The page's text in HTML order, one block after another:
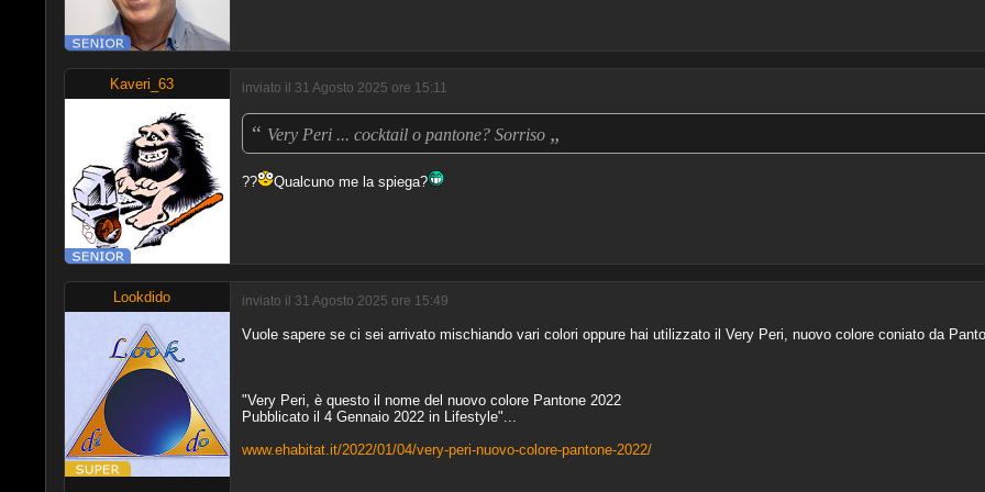
Kaveri_63 inviato il 31 Agosto 2025 ore 15:11
“ Very Peri ... cocktail o pantone? Sorriso „
?? Qualcuno me la spiega?
Lookdido inviato il 31 Agosto 2025 ore 15:49
Vuole sapere se ci sei arrivato mischiando vari colori oppure hai utilizzato il Very Peri, nuovo colore coniato da
"Very Peri, è questo il nome del nuovo colore Pantone 2022
Pubblicato il 4 Gennaio 2022 in Lifestyle"...
www.ehabitat.it/2022/01/04/very-peri-nuovo-colore-pantone-2022/